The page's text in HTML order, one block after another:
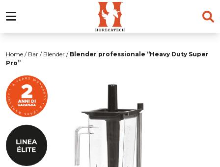
contenuto
Home / Bar / Blender / Blender professionale “Heavy Duty Super
Pro”